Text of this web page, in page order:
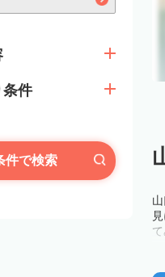
条件
件で検索